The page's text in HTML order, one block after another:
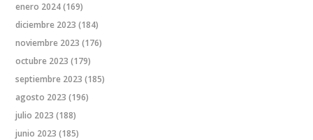
enero 2024(169)
diciembre 2023 (184)
noviembre 2023 (176)
octubre 2023 (179)
septiembre 2023 (185)
agosto 2023 (196)
julio 2023 (188)
junio 2023 (185)